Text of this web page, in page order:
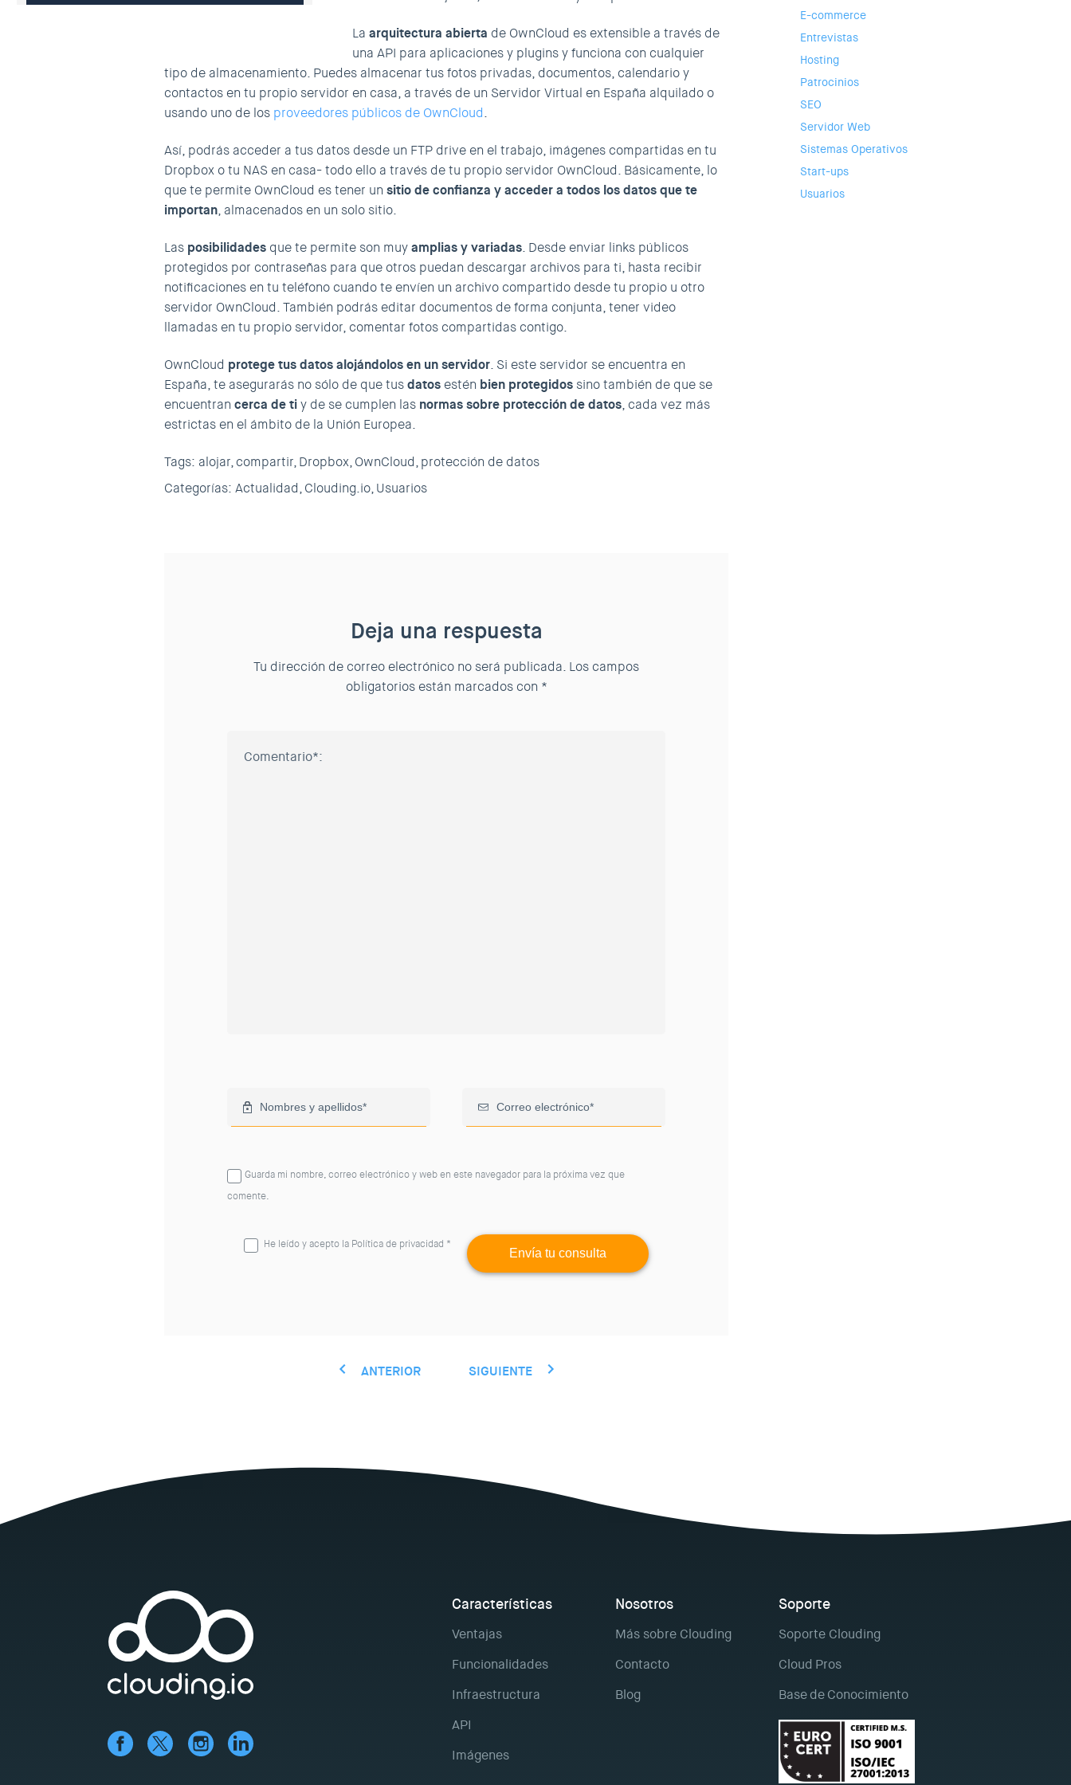
La arquitectura abierta de OwnCloud es extensible a través de
una API para aplicaciones y plugins y funciona con cualquier
tipo de almacenamiento. Puedes almacenar tus fotos privadas, documentos, calendario y
contactos en tu propio servidor en casa, a través de un Servidor Virtual en España alquilado o
usando uno de los proveedores públicos de OwnCloud.
Así, podrás acceder a tus datos desde un FTP drive en el trabajo, imágenes compartidas en tu
Dropbox o tu NAS en casa- todo ello a través de tu propio servidor OwnCloud. Básicamente, lo
que te permite OwnCloud es tener un sitio de confianza y acceder a todos los datos que te
importan, almacenados en un solo sitio.
Las posibilidades que te permite son muyamplias y variadas. Desde enviar links públicos
protegidos por contraseñas para que otros puedan descargar archivos para ti, hasta recibir
notificaciones en tu teléfono cuando te envíen un archivo compartido desde tu propio u otro
servidor OwnCloud. También podrás editar documentos de forma conjunta, tener video
llamadas en tu propio servidor, comentar fotos compartidas contigo.
OwnCloud protege tus datos alojándolos en un servidor. Si este servidor se encuentra en
España, te asegurarás no sólo de que tusdatos estén bien protegidos sino también de que se
encuentran cerca de tiy de se cumplen las normas sobre protección de datos, cada vez más
estrictas en el ámbito de la Unión Europea.
Tags: alojar,compartir,Dropbox,OwnCloud,protección de datos
Categorías: Actualidad,Clouding.io,Usuarios
Deja una respuesta
Tu dirección de correo electrónico no será publicada. Los campos
obligatorios están marcados con *
Guarda mi nombre, correo electrónico y web en este navegador para la próxima vez que
comente.
He leído y acepto la Política de privacidad *
ANTERIOR SIGUIENTE
E-commerce
Entrevistas
Hosting
Patrocinios
SEO
Servidor Web
Sistemas Operativos
Start-ups
Usuarios
Características
Ventajas
Funcionalidades
Infraestructura
API
Imágenes
Nosotros
Más sobre Clouding
Contacto
Blog
Soporte
Soporte Clouding
Cloud Pros
Base de Conocimiento